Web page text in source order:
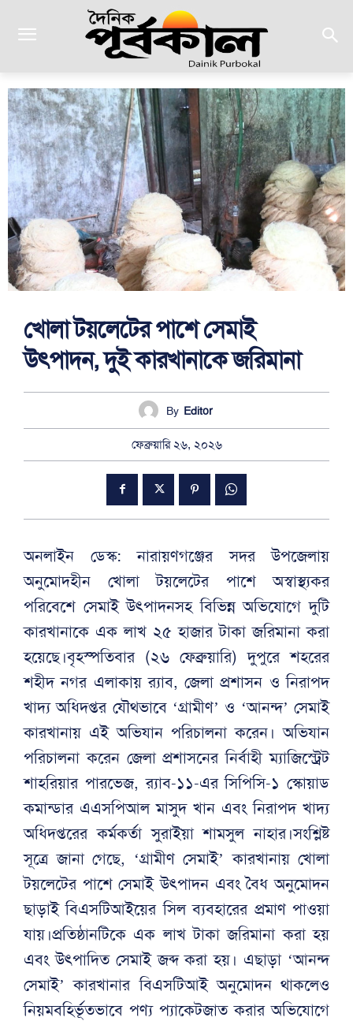
খোলা টয়লেটের পাশে সেমাই
উৎপাদন, দুই কারখানাকে জরিমানা
By Editor
ফেব্রুয়ারি ২৬, ২০২৬
অনলাইন ডেস্ক: নারায়ণগঞ্জের সদর উপজেলায়
অনুমোদহীন খোলা টয়লেটের পাশে অস্বাস্থ্যকর
পরিবেশে সেমাই উৎপাদনসহ বিভিন্ন অভিযোগে দুটি
কারখানাকে এক লাখ ২৫ হাজার টাকা জরিমানা করা
হয়েছে।বৃহস্পতিবার (২৬ ফেব্রুয়ারি) দুপুরে শহরের
শহীদ নগর এলাকায় র‍্যাব, জেলা প্রশাসন ও নিরাপদ
খাদ্য অধিদপ্তর যৌথভাবে ‘গ্রামীণ’ ও ‘আনন্দ’ সেমাই
কারখানায় এই অভিযান পরিচালনা করেন। অভিযান
পরিচালনা করেন জেলা প্রশাসনের নির্বাহী ম্যাজিস্ট্রেট
শাহরিয়ার পারভেজ, র‍্যাব-১১-এর সিপিসি-১ স্কোয়াড
কমান্ডার এএসপিআল মাসুদ খান এবং নিরাপদ খাদ্য
অধিদপ্তরের কর্মকর্তা সুরাইয়া শামসুল নাহার।সংশ্লিষ্ট
সূত্রে জানা গেছে, ‘গ্রামীণ সেমাই’ কারখানায় খোলা
টয়লেটের পাশে সেমাই উৎপাদন এবং বৈধ অনুমোদন
ছাড়াই বিএসটিআইয়ের সিল ব্যবহারের প্রমাণ পাওয়া
যায়।প্রতিষ্ঠানটিকে এক লাখ টাকা জরিমানা করা হয়
এবং উৎপাদিত সেমাই জব্দ করা হয়। এছাড়া ‘আনন্দ
সেমাই’ কারখানার বিএসটিআই অনুমোদন থাকলেও
নিয়মবহির্ভূতভাবে পণ্য প্যাকেটজাত করার অভিযোগে